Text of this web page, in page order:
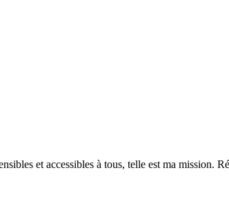
et accessibles à tous, telle est ma mission.